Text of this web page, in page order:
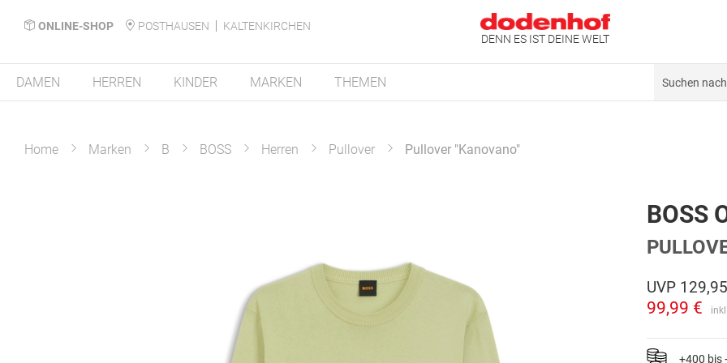
ONLINE-SHOP POSTHAUSEN
KALTENKIRCHEN
DENN ES IST DEINE WELT
DAMEN HERREN KINDER MARKEN THEMEN
Home Marken B BOSS Herren Pullover Pullover "Kanovano"
BOSS
UVP
99,99 €
+400 bis